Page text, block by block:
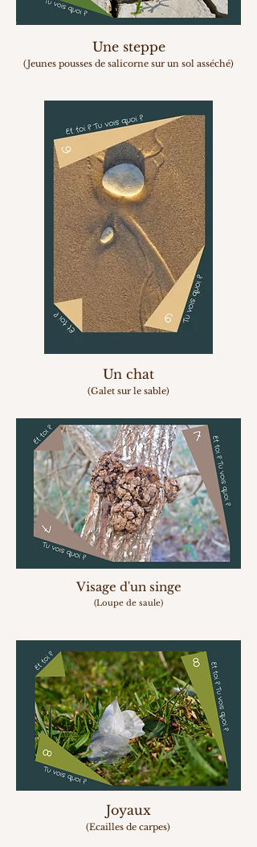
Une steppe
(Jeunes pousses de salicorne sur un sol asséché)
Un chat
(Galet sur le sable)
Visage d'un singe
(Loupe de saule)
Joyaux
(Ecailles de carpes)